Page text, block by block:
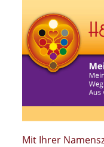
Mit Ihrer